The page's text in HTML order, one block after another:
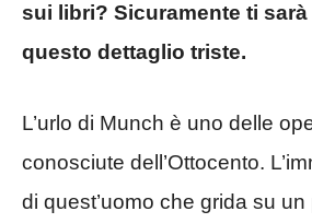
sui libri? Sicuramente ti
questo dettaglio triste.
L’urlo di Munch è uno delle
conosciute dell’Ottocento.
di quest’uomo che grida su